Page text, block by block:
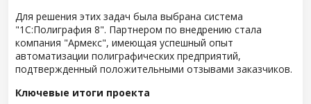
Для решения этих задач была выбрана система
"1С:Полиграфия 8". Партнером по внедрению стала
компания "Армекс", имеющая успешный опыт
автоматизации полиграфических предприятий,
подтвержденный положительными отзывами заказчиков.
Ключевые итоги проекта